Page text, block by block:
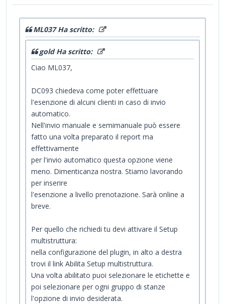
ML037 Ha scritto:
gold Ha scritto:
Ciao ML037,
DC093 chiedeva come poter effettuare
l'esenzione di alcuni clienti in caso di invio
automatico.
Nell'invio manuale e semimanuale può essere
fatto una volta preparato il report ma
effettivamente
per l'invio automatico questa opzione viene
meno. Dimenticanza nostra. Stiamo lavorando
per inserire
l'esenzione a livello prenotazione. Sarà online a
breve.
Per quello che richiedi tu devi attivare il Setup
multistruttura:
nella configurazione del plugin, in alto a destra
trovi il link Abilita Setup multistruttura.
Una volta abilitato puoi selezionare le etichette e
poi selezionare per ogni gruppo di stanze
l'opzione di invio desiderata.